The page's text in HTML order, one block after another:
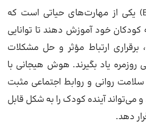
هوش هیجانی (EQ) یکی از مهارت‌های حیاتی است که
کودکان خود آموزش دهند تا توانایی
ارتباط مؤثر و حل مشکلات
روزمره یاد بگیرند. هوش هیجانی با
روانی و روابط اجتماعی مثبت
و می‌تواند آینده کودک را به شکل قابل
دهد.